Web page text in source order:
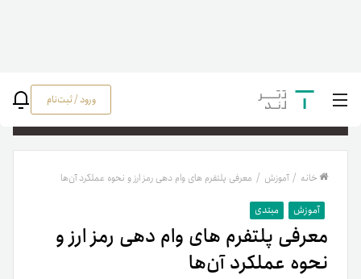
ورود / ثبت‌نام
خانه / آموزش / معرفی پلتفرم های وام دهی رمز ارز و نحوه عملکرد آن‌ها
آموزش مبتدی
معرفی پلتفرم های وام دهی رمز ارز و
نحوه عملکرد آن‌ها